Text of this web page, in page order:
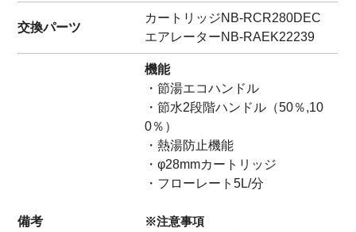
交換パーツ
カートリッジNB-RCR280DEC
エアレーターNB-RAEK22239
備考
機能
・節湯エコハンドル
・節水2段階ハンドル（50％,10
0％）
・熱湯防止機能
・φ28mmカートリッジ
・フローレート5L/分
※注意事項